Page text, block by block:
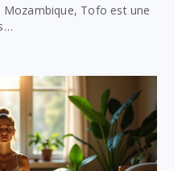
Tofo est une